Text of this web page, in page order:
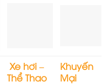
Xe hơi –
Thể Thao
Khuyến
Mại